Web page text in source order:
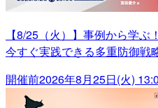
【8/25（火）】事例から学
今すぐ実践できる多重防御戦
開催前2026年8月25日(火)